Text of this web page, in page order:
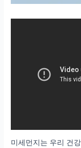
미세먼지는 우리 건